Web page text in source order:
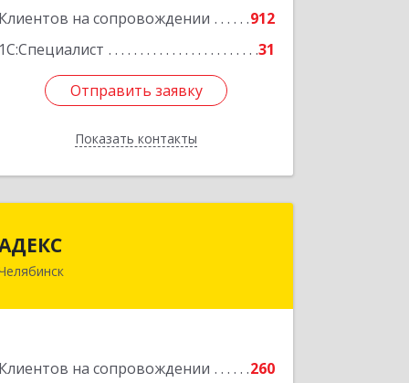
Клиентов на сопровождении
912
1С:Специалист
31
Отправить заявку
Показать контакты
Отправить заявку
Назад
Клиентов на сопровождении
260
454080, Челябинская обл, Челябинск г,